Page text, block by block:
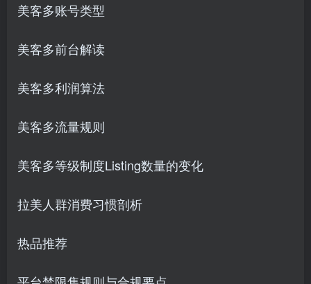
美客多账号类型
美客多前台解读
美客多利润算法
美客多流量规则
美客多等级制度Listing数量的变化
拉美人群消费习惯剖析
热品推荐